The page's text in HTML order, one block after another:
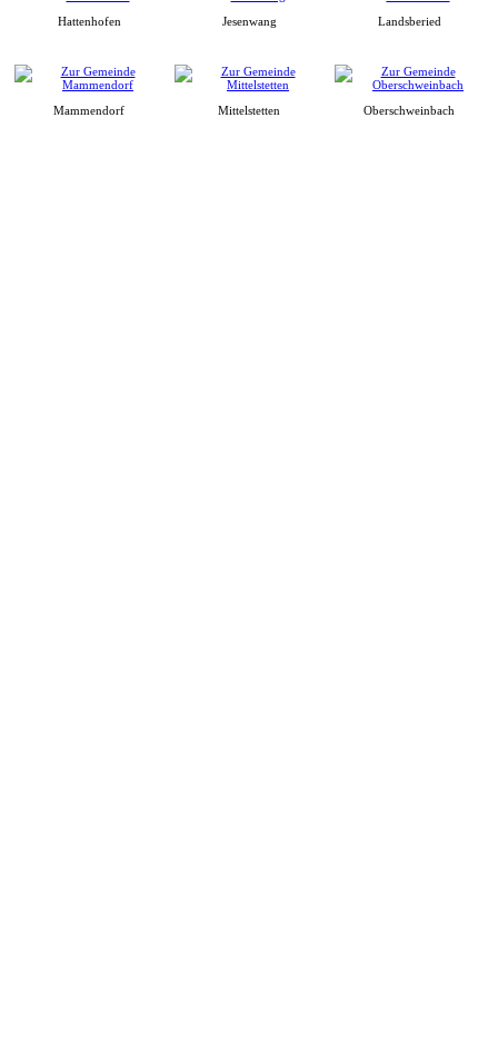
Hattenhofen Jesenwang Landsberied
Mammendorf Mittelstetten Oberschweinbach